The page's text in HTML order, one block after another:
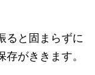
ると固まらずに
がききます。